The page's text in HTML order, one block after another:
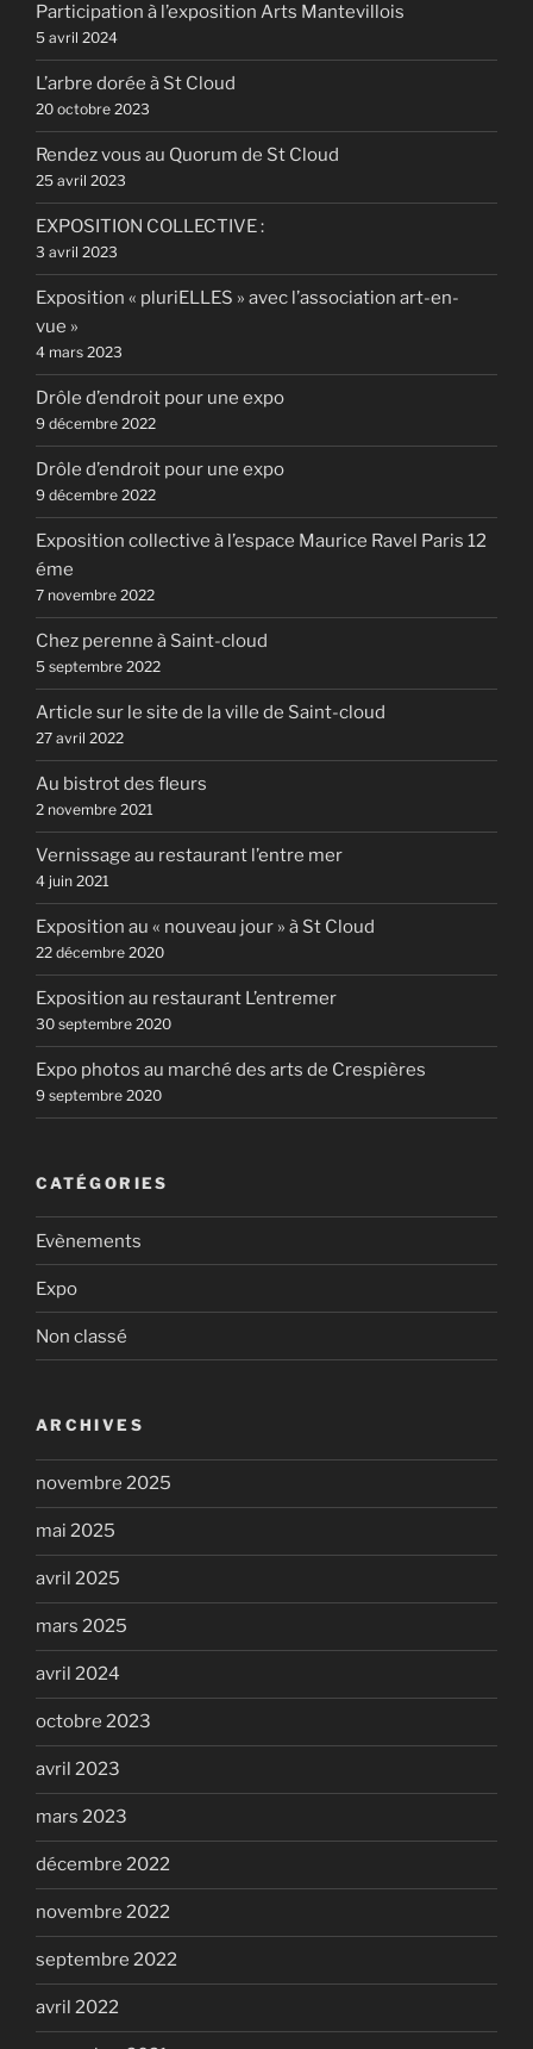
Participation à l’exposition Arts Mantevillois
5 avril 2024
L’arbre dorée à St Cloud
20 octobre 2023
Rendez vous au Quorum de St Cloud
25 avril 2023
EXPOSITION COLLECTIVE :
3 avril 2023
Exposition « pluriELLES » avec l’association art-en-
vue »
4 mars 2023
Drôle d’endroit pour une expo
9 décembre 2022
Drôle d’endroit pour une expo
9 décembre 2022
Exposition collective à l’espace Maurice Ravel Paris 12
éme
7 novembre 2022
Chez perenne à Saint-cloud
5 septembre 2022
Article sur le site de la ville de Saint-cloud
27 avril 2022
Au bistrot des fleurs
2 novembre 2021
Vernissage au restaurant l’entre mer
4 juin 2021
Exposition au « nouveau jour » à St Cloud
22 décembre 2020
Exposition au restaurant L’entremer
30 septembre 2020
Expo photos au marché des arts de Crespières
9 septembre 2020
CATÉGORIES
Evènements
Expo
Non classé
ARCHIVES
novembre 2025
mai 2025
avril 2025
mars 2025
avril 2024
octobre 2023
avril 2023
mars 2023
décembre 2022
novembre 2022
septembre 2022
avril 2022